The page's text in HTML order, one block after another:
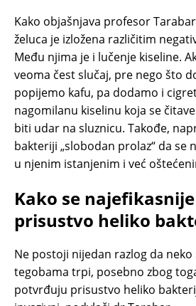
Kako objašnjava profesor
želuca je izložena različitim
Među njima je i lučenje kiseline.
veoma čest slučaj, pre nego što
popijemo kafu, pa dodamo i
nagomilanu kiselinu koja se
biti udar na sluznicu. Takođe,
bakteriji „slobodan prolaz“ da se
u njenim istanjenim i već
Kako se
prisustvo heliko
Ne postoji nijedan razlog da neko
tegobama trpi, posebno zbog
potvrđuju prisustvo heliko